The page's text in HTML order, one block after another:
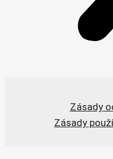
Zásady
Zásady